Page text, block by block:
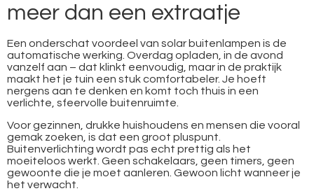
meer dan een extraatje
Een onderschat voordeel van solar buitenlampen is de
automatische werking. Overdag opladen, in de avond
vanzelf aan – dat klinkt eenvoudig, maar in de praktijk
maakt het je tuin een stuk comfortabeler. Je hoeft
nergens aan te denken en komt toch thuis in een
verlichte, sfeervolle buitenruimte.
Voor gezinnen, drukke huishoudens en mensen die vooral
gemak zoeken, is dat een groot pluspunt.
Buitenverlichting wordt pas echt prettig als het
moeiteloos werkt. Geen schakelaars, geen timers, geen
gewoonte die je moet aanleren. Gewoon licht wanneer je
het verwacht.